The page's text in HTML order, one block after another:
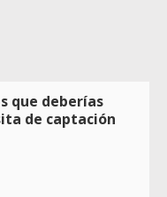
que deberías
de captación